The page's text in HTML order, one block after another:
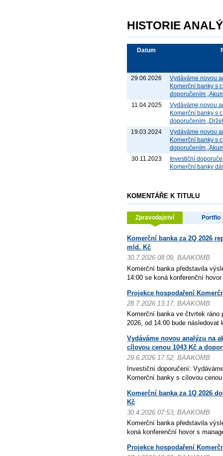
HISTORIE
Datum
29.06.2026
Vydáváme novou
Komerční banky s
doporučením
11.04.2025
Vydáváme novou
Komerční banky s
doporučením
19.03.2024
Vydáváme novou
Komerční banky s
doporučením
30.11.2023
Investiční
Komerční banky
KOMENTÁŘE K TITULU
Zpravodajství Portfio
Komerční banka za 2Q 2026
mld. Kč
30.7.2026 08:09, BAAKOMB
Komerční banka představila
14:00 se koná konferenční
Projekce hospodaření
28.7.2026 13:17, BAAKOMB
Komerční banka ve čtvrtek
2026, od 14:00 bude následovat
Vydáváme novou analýzu na
cílovou cenou 1043 Kč a
29.6.2026 17:52, BAAKOMB
Investiční doporučení:
Komerční banky s cílovou
Komerční banka za 1Q 2026
Kč
30.4.2026 07:53, BAAKOMB
Komerční banka představila
koná konferenční hovor s
Projekce hospodaření